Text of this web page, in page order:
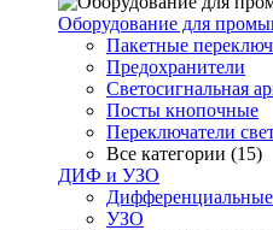
Оборудование для
Пакетные
Предохранители
Светосигнальная
Посты кнопочные
Переключатели
Все категории (15)
ДИФ и УЗО
УЗО